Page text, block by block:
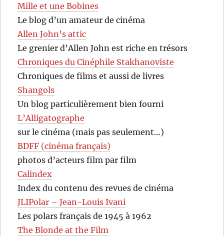
Mille et une Bobines
Le blog d’un amateur de cinéma
Allen John’s attic
Le grenier d’Allen John est riche en trésors
Chroniques du Cinéphile Stakhanoviste
Chroniques de films et aussi de livres
Shangols
Un blog particulièrement bien fourni
L’Alligatographe
sur le cinéma (mais pas seulement…)
BDFF (cinéma français)
photos d’acteurs film par film
Calindex
Index du contenu des revues de cinéma
JLIPolar – Jean-Louis Ivani
Les polars français de 1945 à 1962
The Blonde at the Film